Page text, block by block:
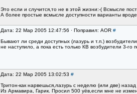
Это если и случится,то не в этой жизни:-( Всмысле
А более простые всмысле доступности варианты
Дата: 22 Мар 2005 12:47:56 · Поправил: AOR #
Бывают ли среди доступных (лазурь и т.п.)
не наступило, а пока есть только КВ возбудители 3-го
Дата: 22 Мар 2005 13:02:53 #
Тритон-как нарвешься,лазурь с неделю (или две) назад
Из Армавира, Гарик. Просил 500 уёв,если мне не